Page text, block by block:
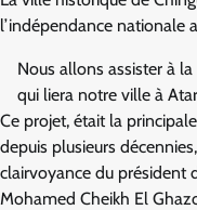
l’indépendance nationale
Nous allons assister à
qui liera notre ville à
Ce projet, était la
depuis plusieurs
clairvoyance du président
Mohamed Cheikh El